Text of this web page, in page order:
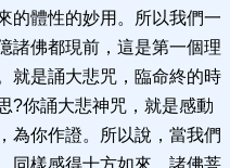
的體性的妙用。所以我們一
諸佛都現前，這是第一個理
就是誦大悲咒，臨命終的時
?你誦大悲神咒，就是感動
為你作證。所以說，當我們